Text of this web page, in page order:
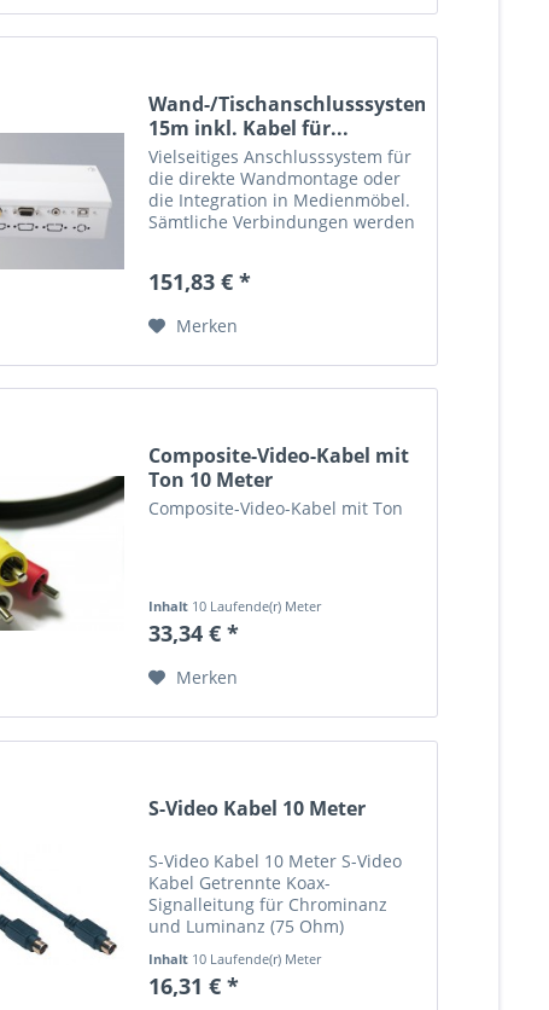
Wand-/Tischanschlusssystem
15m inkl. Kabel für...
Vielseitiges Anschlusssystem für
die direkte Wandmontage oder
die Integration in Medienmöbel.
Sämtliche Verbindungen werden
beinhaltet: 1 x
151,83 € *
Merken
Composite-Video-Kabel mit
Ton 10 Meter
Composite-Video-Kabel mit Ton
Inhalt 10 Laufende(r) Meter
(3,33 € * / 1 Laufende(r) Meter)
33,34 € *
Merken
S-Video Kabel 10 Meter
S-Video Kabel 10 Meter S-Video
Kabel Getrennte Koax-
Signalleitung für Chrominanz
und Luminanz (75 Ohm)
Inhalt 10 Laufende(r) Meter
(1,63 € * / 1 Laufende(r) Meter)
16,31 € *